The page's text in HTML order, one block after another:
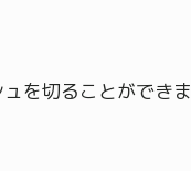
を切ることができま